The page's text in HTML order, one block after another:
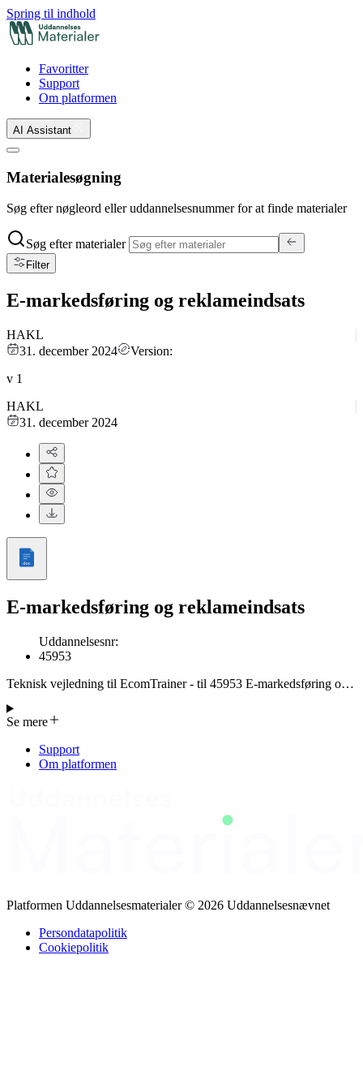
Spring til indhold
Favoritter
Support
Om platformen
AI Assistant
Materialesøgning
Søg efter nøgleord eller uddannelsesnummer for at finde materialer
Søg efter materialer
Filter
E-markedsføring og reklameindsats
HAKL
31. december 2024
Version:
v 1
HAKL
31. december 2024
E-markedsføring og reklameindsats
Uddannelsesnr:
45953
Teknisk vejledning til EcomTrainer - til 45953 E-markedsføring og
Se mere
Support
Om platformen
Platformen Uddannelsesmaterialer © 2026 Uddannelsesnævnet
Persondatapolitik
Cookiepolitik